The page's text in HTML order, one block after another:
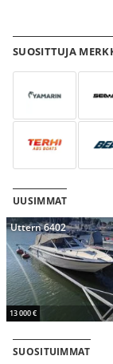
SUOSITTUJA
UUSIMMAT
Uttern 6402
13 000 €
SUOSITUIMMAT